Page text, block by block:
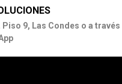
9, Las Condes o a través